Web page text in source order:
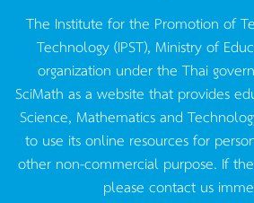
The Institute for the Promotion of
Technology (IPST), Ministry of
organization under the Thai
SciMath as a website that provides
Science, Mathematics and
to use its online resources for
other non-commercial purpose. If
please contact us